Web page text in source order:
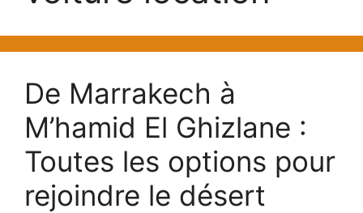
De Marrakech à
M’hamid El Ghizlane :
Toutes les options pour
rejoindre le désert